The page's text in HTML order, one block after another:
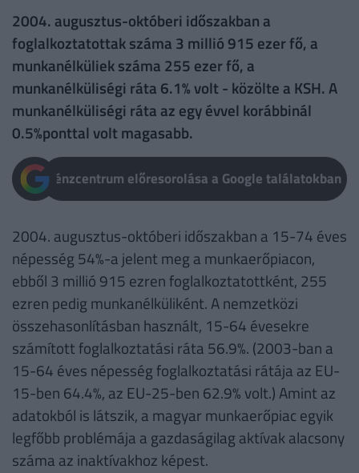
2004. augusztus-októberi időszakban a
foglalkoztatottak száma 3 millió 915 ezer fő, a
munkanélküliek száma 255 ezer fő, a
munkanélküliségi ráta 6.1% volt - közölte a KSH. A
munkanélküliségi ráta az egy évvel korábbinál
0.5%ponttal volt magasabb.
Pénzcentrum előresorolása a Google találatokban
2004. augusztus-októberi időszakban a 15-74 éves
népesség 54%-a jelent meg a munkaerőpiacon,
ebből 3 millió 915 ezren foglalkoztatottként, 255
ezren pedig munkanélküliként. A nemzetközi
összehasonlításban használt, 15-64 évesekre
számított foglalkoztatási ráta 56.9%. (2003-ban a
15-64 éves népesség foglalkoztatási rátája az EU-
15-ben 64.4%, az EU-25-ben 62.9% volt.) Amint az
adatokból is látszik, a magyar munkaerőpiac egyik
legfőbb problémája a gazdaságilag aktívak alacsony
száma az inaktívakhoz képest.